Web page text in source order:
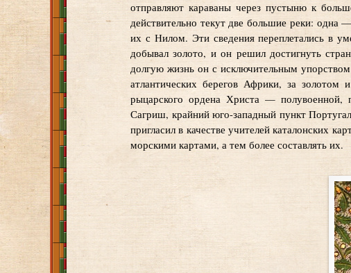
отправляют караваны через пустыню к
действительно текут две большие реки:
их с Нилом. Эти сведения переплетались в
добывал золото, и он решил достигнуть
долгую жизнь он с исключительным
атлантических берегов Африки, за золотом
рыцарского ордена Христа — полувоенной,
Сагриш, крайний юго-западный пункт
пригласил в качестве учителей каталонских
морскими картами, а тем более составлять их.